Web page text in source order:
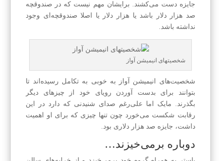
جایزه دست می‌کشند. برایشان مهم نیست که در صندوقچه
صد هزار دلار باشد یا هزار دلار یا اصلا صندوقچه‌ای وجود
نداشته باشد.
شخصیتهای انیمیشن آواز
شخصیت‌های انیمیشن آواز به خوبی به تکامل رسیده‌اند تا
بتوانند برای بدست آوردن رویای خود از چیزهای دیگر
بگذرند. مایک اما علی‌رغم صدای شنیدنی که دارد در این
رقابت شکست می‌خورد چون تنها چیزی که برای او اهمیت
داشت، جایزه صد هزار دلاری بود.
دوباره برمی‌خیزند…